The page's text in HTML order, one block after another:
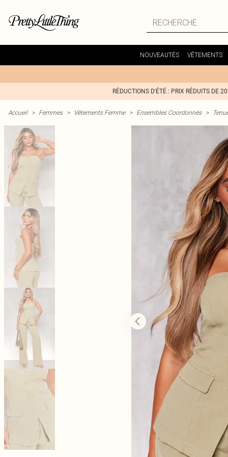
NOUVEAUTÉS VÊTEMENTS
RÉDUCTIONS D'ÉTÉ : PRIX RÉDUITS DE
Accueil > Femmes > Vêtements Femme > Ensembles Coordonnés >